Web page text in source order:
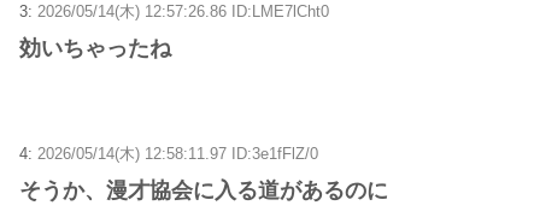
3: 2026/05/14(木) 12:57:26.86 ID:LME7lCht0
効いちゃったね
4: 2026/05/14(木) 12:58:11.97 ID:3e1fFlZ/0
そうか、漫才協会に入る道があるのに